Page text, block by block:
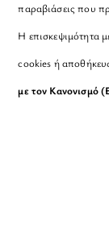
παραβιάσεις που
Η επισκεψιμότητα
cookies ή
με τον Κανονισμό